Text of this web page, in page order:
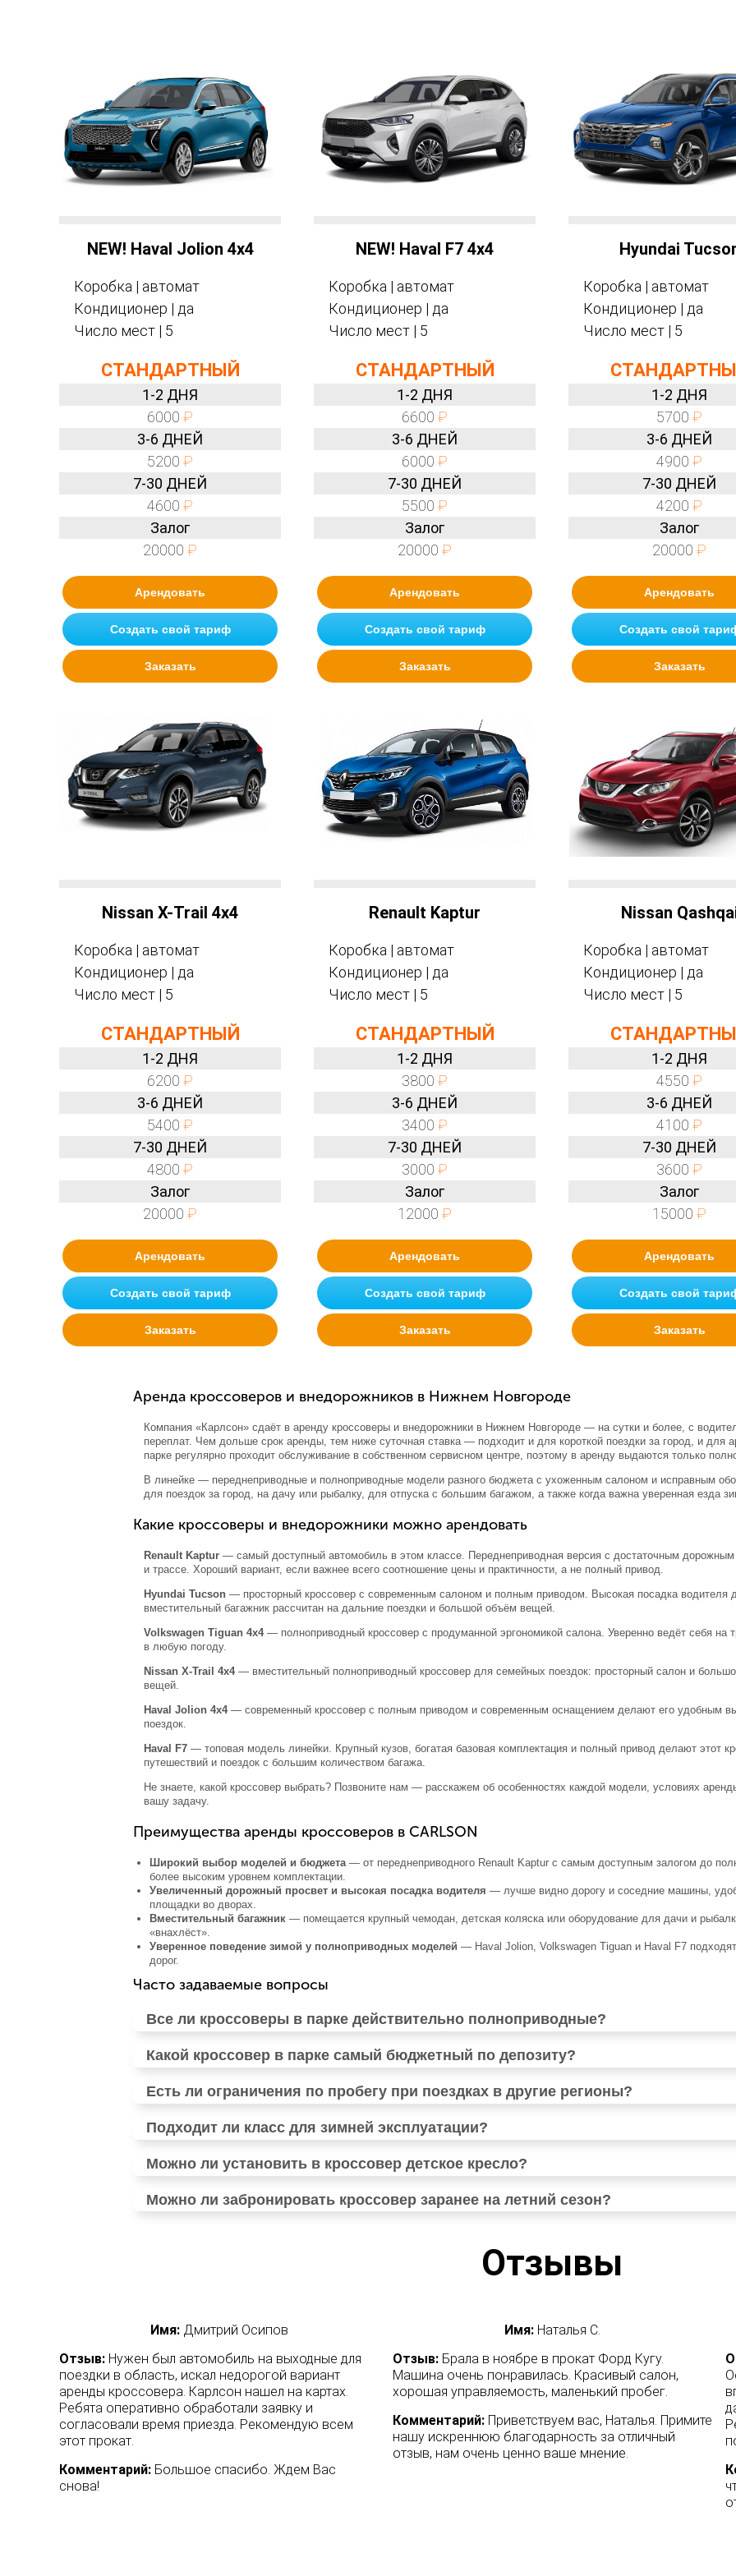
NEW! Haval Jolion 4x4
Коробка | автомат
Кондиционер | да
Число мест | 5
СТАНДАРТНЫЙ
1-2 ДНЯ
6000 ₽
3-6 ДНЕЙ
5200 ₽
7-30 ДНЕЙ
4600 ₽
Залог
20000 ₽
Арендовать
Создать свой тариф
Заказать
NEW! Haval F7 4x4
Коробка | автомат
Кондиционер | да
Число мест | 5
СТАНДАРТНЫЙ
1-2 ДНЯ
6600 ₽
3-6 ДНЕЙ
6000 ₽
7-30 ДНЕЙ
5500 ₽
Залог
20000 ₽
Арендовать
Создать свой тариф
Заказать
Hyundai
Коробка | автомат
Кондиционер | да
Число мест | 5
1-2 ДНЯ
5700 ₽
3-6 ДНЕЙ
4900 ₽
7-30 ДНЕЙ
4200 ₽
Залог
20000 ₽
Арендовать
Создать свой
Заказать
Nissan X-Trail 4x4
Коробка | автомат
Кондиционер | да
Число мест | 5
СТАНДАРТНЫЙ
1-2 ДНЯ
6200 ₽
3-6 ДНЕЙ
5400 ₽
7-30 ДНЕЙ
4800 ₽
Залог
20000 ₽
Арендовать
Создать свой тариф
Заказать
Renault Kaptur
Коробка | автомат
Кондиционер | да
Число мест | 5
СТАНДАРТНЫЙ
1-2 ДНЯ
3800 ₽
3-6 ДНЕЙ
3400 ₽
7-30 ДНЕЙ
3000 ₽
Залог
12000 ₽
Арендовать
Создать свой тариф
Заказать
Nissan
Коробка | автомат
Кондиционер | да
Число мест | 5
1-2 ДНЯ
4550 ₽
3-6 ДНЕЙ
4100 ₽
7-30 ДНЕЙ
3600 ₽
Залог
15000 ₽
Арендовать
Создать свой
Заказать
Аренда кроссоверов и внедорожников в Нижнем Новгороде
Компания «Карлсон» сдаёт в аренду кроссоверы и внедорожники в Нижнем Новгороде — на сутки и более, с
переплат. Чем дольше срок аренды, тем ниже суточная ставка — подходит и для короткой поездки за город, и для
парке регулярно проходит обслуживание в собственном сервисном центре, поэтому в аренду выдаются только
В линейке — переднеприводные и полноприводные модели разного бюджета с ухоженным салоном и исправным
для поездок за город, на дачу или рыбалку, для отпуска с большим багажом, а также когда важна уверенная езда
Какие кроссоверы и внедорожники можно арендовать
Renault Kaptur — самый доступный автомобиль в этом классе. Переднеприводная версия с достаточным
и трассе. Хороший вариант, если важнее всего соотношение цены и практичности, а не полный привод.
Hyundai Tucson — просторный кроссовер с современным салоном и полным приводом. Высокая посадка водителя
вместительный багажник рассчитан на дальние поездки и большой объём вещей.
Volkswagen Tiguan 4x4— полноприводный кроссовер с продуманной эргономикой салона. Уверенно ведёт себя на
в любую погоду.
Nissan X-Trail 4x4— вместительный полноприводный кроссовер для семейных поездок: просторный салон и
вещей.
Haval Jolion 4x4— современный кроссовер с полным приводом и современным оснащением делают его удобным
поездок.
Haval F7 — топовая модель линейки. Крупный кузов, богатая базовая комплектация и полный привод делают этот
путешествий и поездок с большим количеством багажа.
Не знаете, какой кроссовер выбрать? Позвоните нам — расскажем об особенностях каждой модели, условиях
вашу задачу.
Преимущества аренды кроссоверов в CARLSON
Широкий выбор моделей и бюджета— от переднеприводного Renault Kaptur с самым доступным залогом до
более высоким уровнем комплектации.
Увеличенный дорожный просвет и высокая посадка водителя — лучше видно дорогу и соседние машины,
площадки во дворах.
Вместительный багажник — помещается крупный чемодан, детская коляска или оборудование для дачи и
«внахлёст».
Уверенное поведение зимой у полноприводных моделей — Haval Jolion, Volkswagen Tiguan и Haval F7
дорог.
Часто задаваемые вопросы
Все ли кроссоверы в парке действительно полноприводные?
Какой кроссовер в парке самый бюджетный по депозиту?
Есть ли ограничения по пробегу при поездках в другие регионы?
Подходит ли класс для зимней эксплуатации?
Можно ли установить в кроссовер детское кресло?
Можно ли забронировать кроссовер заранее на летний сезон?
Отзывы
Имя: Дмитрий Осипов
Отзыв: Нужен был автомобиль на выходные для
поездки в область, искал недорогой вариант
аренды кроссовера. Карлсон нашел на картах.
Ребята оперативно обработали заявку и
согласовали время приезда. Рекомендую всем
этот прокат.
Комментарий: Большое спасибо. Ждем Вас
снова!
Имя: Наталья С.
Отзыв: Брала в ноябре в прокат Форд Кугу.
Машина очень понравилась. Красивый салон,
хорошая управляемость, маленький пробег.
Комментарий: Приветствуем вас, Наталья. Примите
нашу искреннюю благодарность за отличный
отзыв, нам очень ценно ваше мнение.